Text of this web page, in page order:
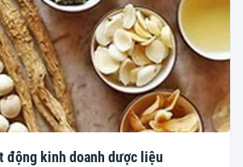
động kinh doanh dược liệu